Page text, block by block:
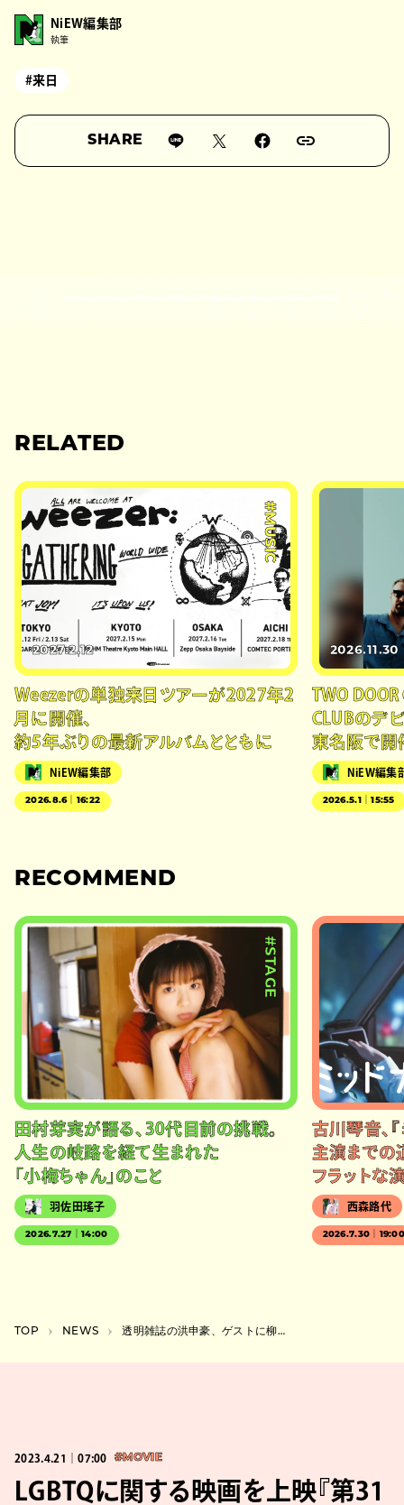
NiEW編集部
執筆
#来日
SHARE
RELATED
#MUSIC
2027.2.12
Weezerの単独来日ツアーが2027年2
月に開催、
約5年ぶりの最新アルバムとともに
NiEW編集部
2026.8.6｜16:22
2026.11.30
TWO
CLUBのデ
東名阪で開
NiEW編集
2026.5.1｜15:55
RECOMMEND
#STAGE
田村芽実が語る、30代目前の挑戦。
人生の岐路を経て生まれた
「小梅ちゃん」のこと
羽佐田瑤子
2026.7.27｜14:00
古川琴音、
主演までの
フラットな
西森路代
2026.7.30｜
TOP NEWS 透明雑誌の洪申豪、ゲストに柳瀬二郎を迎え6年ぶりの東京公演
2023.4.21｜07:00 #MOVIE
LGBTQに関する映画を上映『第31